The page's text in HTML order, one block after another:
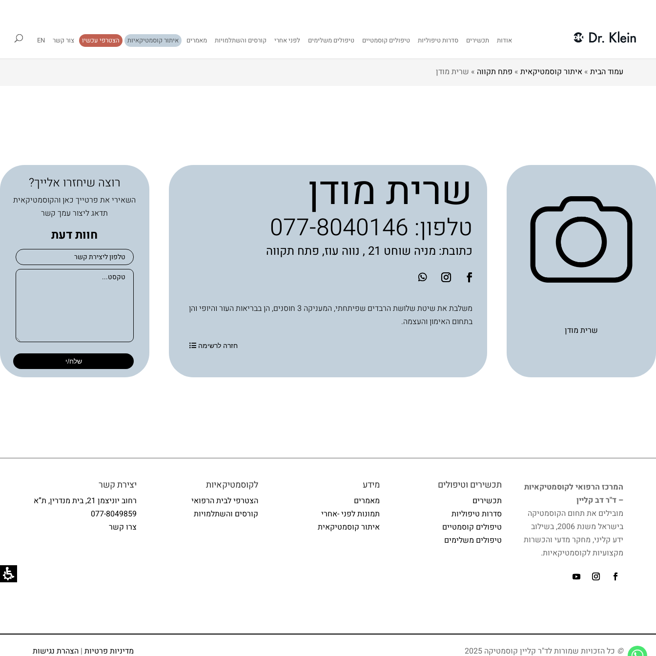
אודות תכשירים סדרות טיפוליות טיפולים קוסמטיים טיפולים משלימים לפני אחרי קורסים והשתלמויות מאמרים איתור קוסמטיקאיות הצטרפי עכשיו צור קשר EN
עמוד הבית »איתור קוסמטיקאית » פתח תקווה » שרית מודן
רוצה שיחזרו אלייך?
השאירי את פרטייך כאן והקוסמטיקאית
תדאג ליצור עמך קשר
חוות דעת
שלח/י
שרית מודן
טלפון: 077-8040146
כתובת: מניה שוחט 21 , נווה עוז, פתח תקווה
משלבת את שיטת שלושת הרבדים שפיתחתי, המעניקה 3 חוסנים, הן בבריאות העור והיופי והן
בתחום האימון והעצמה.
חזרה לרשימה
שרית מודן
יצירת קשר
רחוב יוניצמן 21, בית מנדרין, ת”א
077-8049859
צרו קשר
לקוסמטיקאיות
הצטרפי לבית הרפואי
קורסים והשתלמויות
מידע
מאמרים
תמונות לפני -אחרי
איתור קוסמטיקאית
תכשירים וטיפולים
תכשירים
סדרות טיפוליות
טיפולים קוסמטיים
טיפולים משלימים
המרכז הרפואי לקוסמטיקאיות
– ד"ר דב קליין
מובילים את תחום הקוסמטיקה
בישראל משנת 2006, בשילוב
ידע קליני, מחקר מדעי והכשרות
מקצועיות לקוסמטיקאיות.
מדיניות פרטיות| הצהרת נגישות © כל הזכויות שמורות לד"ר קליין קוסמטיקה 2025